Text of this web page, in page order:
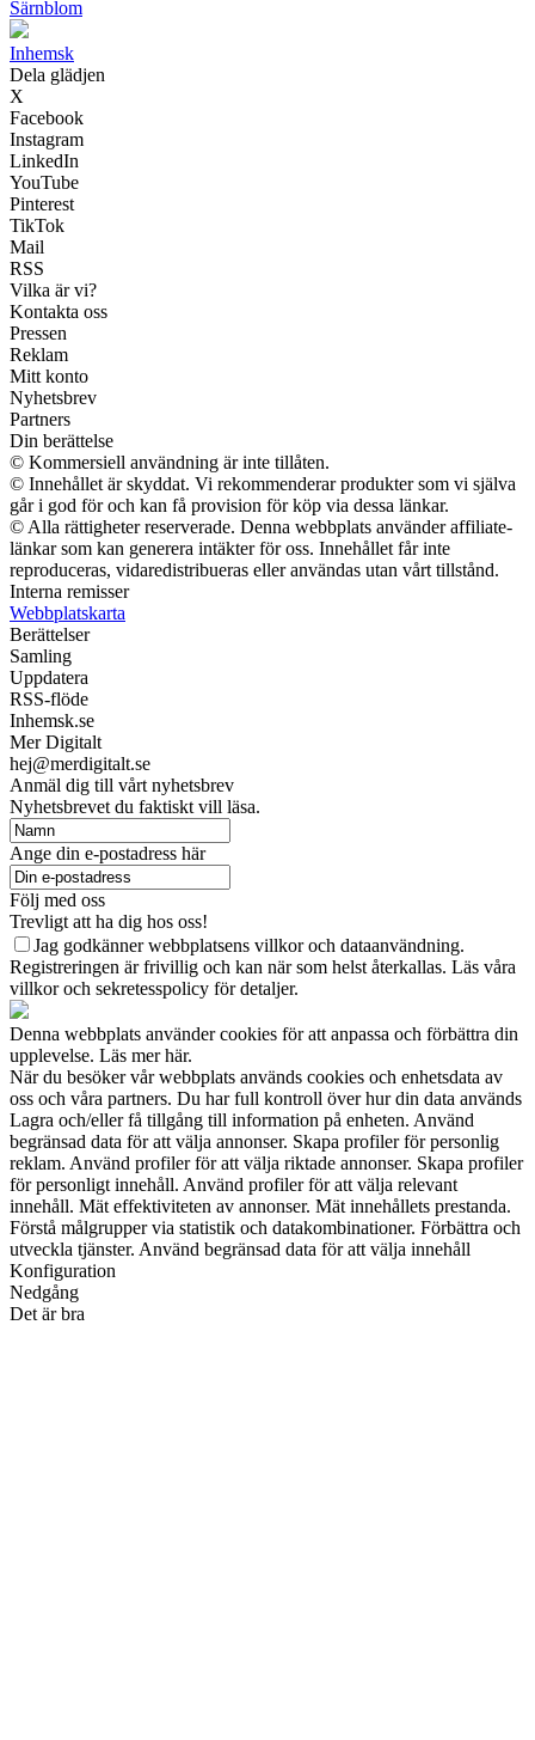
Särnblom
Inhemsk
Dela glädjen
X
Facebook
Instagram
LinkedIn
YouTube
Pinterest
TikTok
Mail
RSS
Vilka är vi?
Kontakta oss
Pressen
Reklam
Mitt konto
Nyhetsbrev
Partners
Din berättelse
© Kommersiell användning är inte tillåten.
© Innehållet är skyddat. Vi rekommenderar produkter som vi själva
går i god för och kan få provision för köp via dessa länkar.
© Alla rättigheter reserverade. Denna webbplats använder affiliate-
länkar som kan generera intäkter för oss. Innehållet får inte
reproduceras, vidaredistribueras eller användas utan vårt tillstånd.
Interna remisser
Webbplatskarta
Berättelser
Samling
Uppdatera
RSS-flöde
Inhemsk.se
Mer Digitalt
hej@merdigitalt.se
Anmäl dig till vårt nyhetsbrev
Nyhetsbrevet du faktiskt vill läsa.
Ange din e-postadress här
Följ med oss
Trevligt att ha dig hos oss!
Jag godkänner webbplatsens villkor och dataanvändning.
Registreringen är frivillig och kan när som helst återkallas. Läs våra
villkor och sekretesspolicy för detaljer.
Denna webbplats använder cookies för att anpassa och förbättra din
upplevelse. Läs mer här.
När du besöker vår webbplats används cookies och enhetsdata av
oss och våra partners. Du har full kontroll över hur din data används
Lagra och/eller få tillgång till information på enheten. Använd
begränsad data för att välja annonser. Skapa profiler för personlig
reklam. Använd profiler för att välja riktade annonser. Skapa profiler
för personligt innehåll. Använd profiler för att välja relevant
innehåll. Mät effektiviteten av annonser. Mät innehållets prestanda.
Förstå målgrupper via statistik och datakombinationer. Förbättra och
utveckla tjänster. Använd begränsad data för att välja innehåll
Konfiguration
Nedgång
Det är bra